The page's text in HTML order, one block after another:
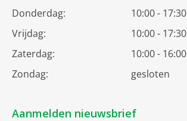
Donderdag:
10:00 - 17:30
Vrijdag:
10:00 - 17:30
Zaterdag:
10:00 - 16:00
Zondag:
gesloten
Aanmelden nieuwsbrief